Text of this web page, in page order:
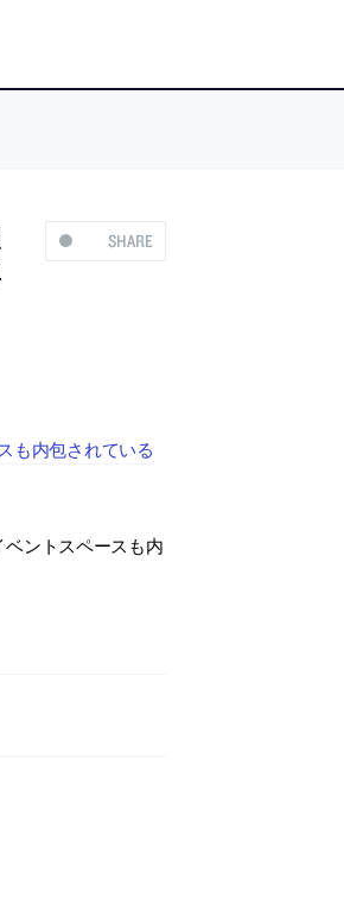
SHARE
も内包されている
ントスペースも内